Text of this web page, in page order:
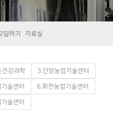
답하기 자료실
건강과학 3.단양농업기술센터
술센터 6.화천농업기술센터
술센터